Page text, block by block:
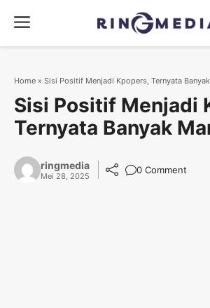
isi
Menu
Home » Sisi Positif Menjadi Kpopers, Ternyata
Sisi Positif Menjadi
Ternyata Banyak
ringmedia
Mei 28, 2025
0 Comment